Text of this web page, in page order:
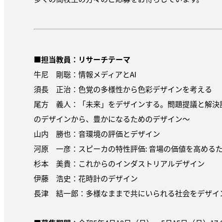
■担当教員：リサーチテーマ
牛尼 剛聡：情報メディアとAI
須長 正治：色覚の多様性から色彩デザインを考える
尾方 義人：「未来」をデザインする。問題提議と解
のデザインから、豊かになるためのデザイン〜
山内 勝也：音環境の評価とデザイン
河原 一彦：スピーカの特性評価: 音場の価値を高める
杉本 美貴：これからのインダストリアルデザイン
伊藤 浩史：花時計のデザイン
長津 結一郎：多様なままで共にいられる社会をデザイ